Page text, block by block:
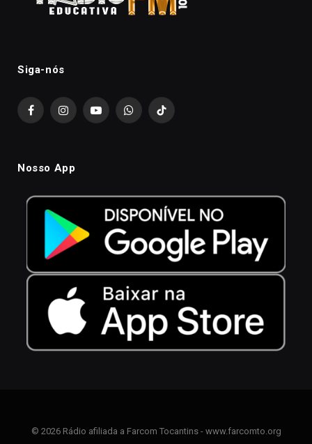
Siga-nós
FacebookInstagramYouTubeWhatsAppTikTok
Nosso App
© 2026 Rádio afiliada a Farcom Tocantins - www.farcomto.org